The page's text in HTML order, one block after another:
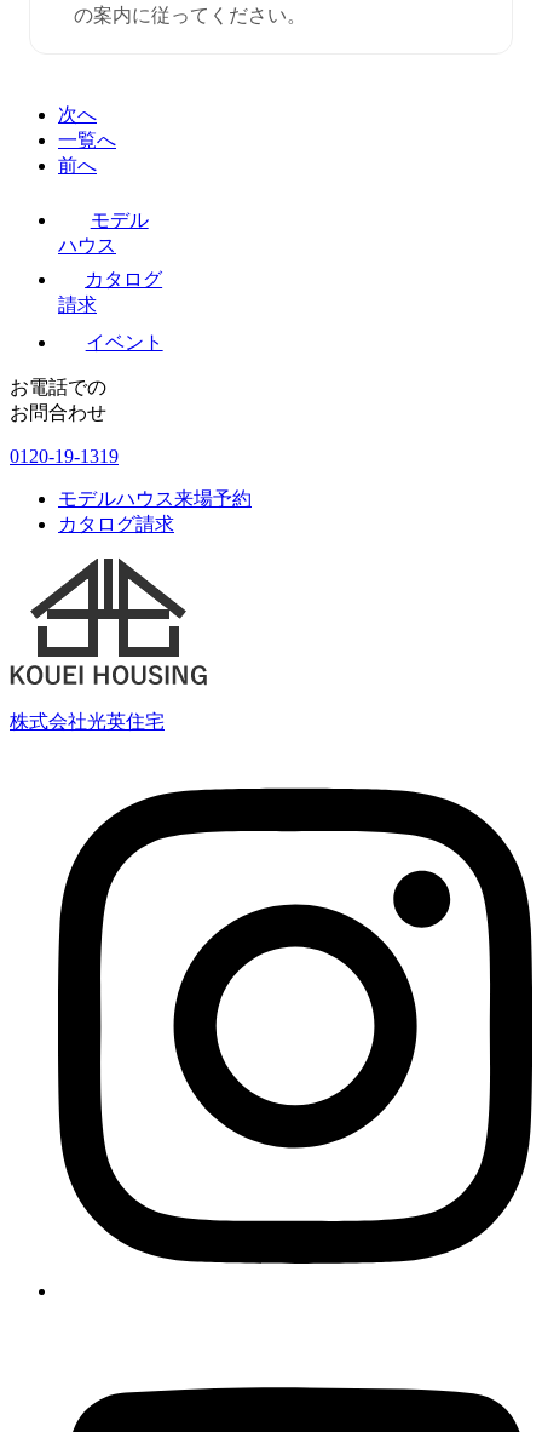
の案内に従ってください。
次へ
一覧へ
前へ
モデル
ハウス
カタログ
請求
イベント
お電話での
お問合わせ
0120-19-1319
モデルハウス来場予約
カタログ請求
株式会社光英住宅